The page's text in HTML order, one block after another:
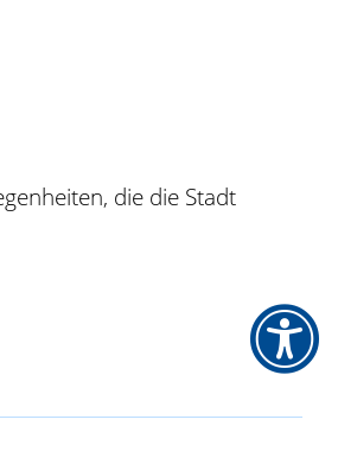
die die Stadt